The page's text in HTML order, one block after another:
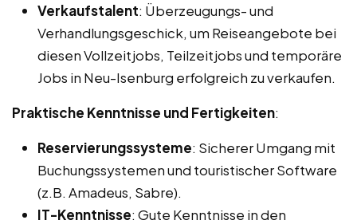
Verkaufstalent: Überzeugungs- und
Verhandlungsgeschick, um Reiseangebote bei
diesen Vollzeitjobs, Teilzeitjobs und temporäre
Jobs in Neu-Isenburg erfolgreich zu verkaufen.
Praktische Kenntnisse und Fertigkeiten:
Reservierungssysteme: Sicherer Umgang mit
Buchungssystemen und touristischer Software
(z.B. Amadeus, Sabre).
IT-Kenntnisse: Gute Kenntnisse in den